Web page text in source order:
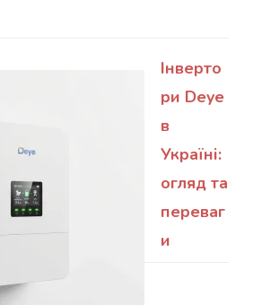
Інверто
ри Deye
в
Україні:
огляд та
переваг
и